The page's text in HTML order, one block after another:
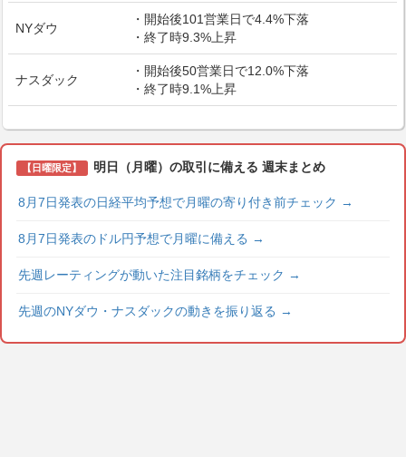
NYダウ
・開始後101営業日で4.4%下落
・終了時9.3%上昇
ナスダック
・開始後50営業日で12.0%下落
・終了時9.1%上昇
【日曜限定】 明日（月曜）の取引に備える 週末まとめ
8月7日発表の日経平均予想で月曜の寄り付き前チェック →
8月7日発表のドル円予想で月曜に備える →
先週レーティングが動いた注目銘柄をチェック →
先週のNYダウ・ナスダックの動きを振り返る →